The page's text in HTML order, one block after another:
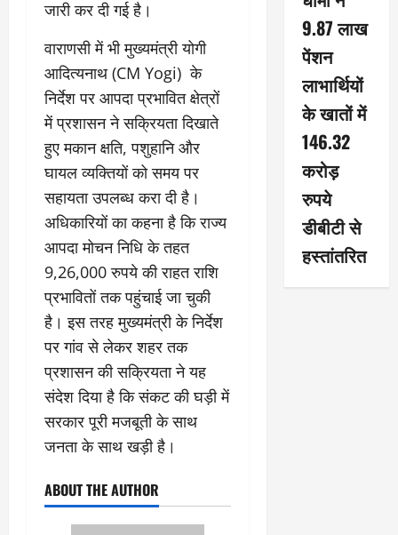
जारी कर दी गई है।
वाराणसी में भी मुख्यमंत्री योगी
आदित्यनाथ (CM Yogi) के
निर्देश पर आपदा प्रभावित क्षेत्रों
में प्रशासन ने सक्रियता दिखाते
हुए मकान क्षति, पशुहानि और
घायल व्यक्तियों को समय पर
सहायता उपलब्ध करा दी है।
अधिकारियों का कहना है कि राज्य
आपदा मोचन निधि के तहत
9,26,000 रुपये की राहत राशि
प्रभावितों तक पहुंचाई जा चुकी
है। इस तरह मुख्यमंत्री के निर्देश
पर गांव से लेकर शहर तक
प्रशासन की सक्रियता ने यह
संदेश दिया है कि संकट की घड़ी में
सरकार पूरी मजबूती के साथ
जनता के साथ खड़ी है।
ABOUT THE AUTHOR
9.87 लाख
पेंशन
लाभार्थियों
के खातों में
146.32
करोड़
रुपये
डीबीटी से
हस्तांतरित